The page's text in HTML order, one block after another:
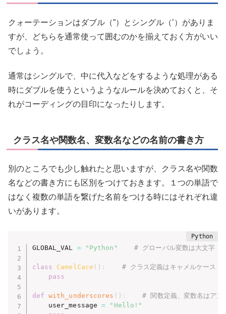
クォーテーションはダブル（”）とシングル（’）がありま
すが、どちらを通常使って囲むのかを揃えておく方がいい
でしょう。
通常はシングルで、中に代入などをするような処理がある
時にダブルを使うというようなルールを決めておくと、そ
れがコーディングの目印になったりします。
クラス名や関数名、変数名などの名前の書き方
別のところでも少し触れたと思いますが、クラス名や関数
名などの書き方にも区別をつけておきます。１つの単語で
はなく複数の単語を繋げた名前をつける時にはそれぞれ違
いがあります。
GLOBAL_VAL = "Python" # グローバル変数は大文字
class CamelCace ( ) :
# クラス定義はキャメルケース
pass
def with_underscores ( ) :
# 関数定義、変数名はアン
    user_message
=
"Hello!"